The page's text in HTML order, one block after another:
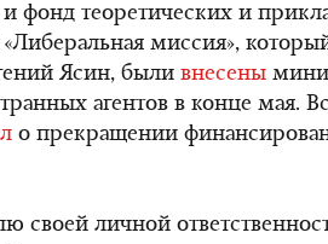
фонд теоретических и
миссия», который
Ясин, были внесены
агентов в конце мая.
о прекращении
своей личной